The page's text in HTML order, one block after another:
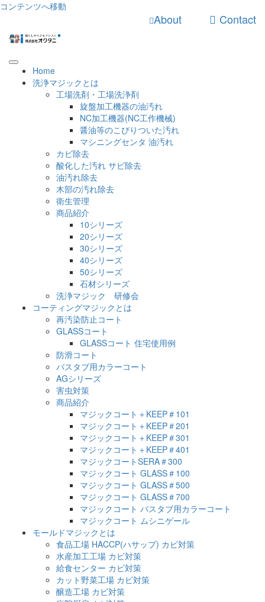
コンテンツへ移動
About Contact
Home
洗浄マジックとは
工場洗剤・工場洗浄剤
旋盤加工機器の油汚れ
NC加工機器(NC工作機械)
醤油等のこびりついた汚れ
マシニングセンタ 油汚れ
カビ除去
酸化した汚れ サビ除去
油汚れ除去
木部の汚れ除去
衛生管理
商品紹介
10シリーズ
20シリーズ
30シリーズ
40シリーズ
50シリーズ
石材シリーズ
洗浄マジック 研修会
コーティングマジックとは
再汚染防止コート
GLASSコート
GLASSコート 住宅使用例
防滑コート
バスタブ用カラーコート
AGシリーズ
害虫対策
商品紹介
マジックコート＋KEEP＃101
マジックコート＋KEEP＃201
マジックコート＋KEEP＃301
マジックコート＋KEEP＃401
マジックコートSERA＃300
マジックコート GLASS＃100
マジックコート GLASS＃500
マジックコート GLASS＃700
マジックコート バスタブ用カラーコート
マジックコート ムシニゲール
モールドマジックとは
食品工場 HACCP(ハサップ) カビ対策
水産加工工場 カビ対策
給食センター カビ対策
カット野菜工場 カビ対策
醸造工場 カビ対策